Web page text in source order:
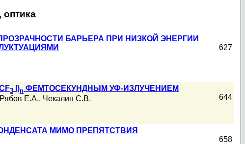
БАРЬЕРА ПРИ НИЗКОЙ ЭНЕРГИИ
627
3 I)n ФЕМТОСЕКУНДНЫМ УФ-ИЗЛУЧЕНИЕМ
Рябов Е.А., Чекалин С.В. 644
МИМО ПРЕПЯТСТВИЯ
658